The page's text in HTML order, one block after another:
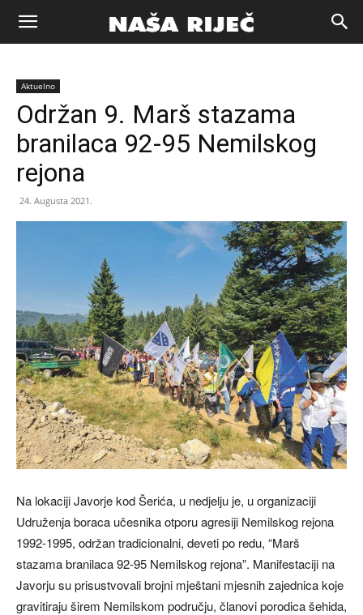
Naša
riječ
Aktuelno
Održan 9. Marš stazama
branilaca 92-95 Nemilskog
rejona
24. Augusta 2021.
Na lokaciji Javorje kod Šerića, u nedjelju je, u organizaciji
Udruženja boraca učesnika otporu agresiji Nemilskog rejona
1992-1995, održan tradicionalni, deveti po redu, “Marš
stazama branilaca 92-95 Nemilskog rejona”. Manifestaciji na
Javorju su prisustvovali brojni mještani mjesnih zajednica koje
gravitiraju širem Nemilskom području, članovi porodica šehida,